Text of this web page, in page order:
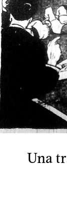
Una